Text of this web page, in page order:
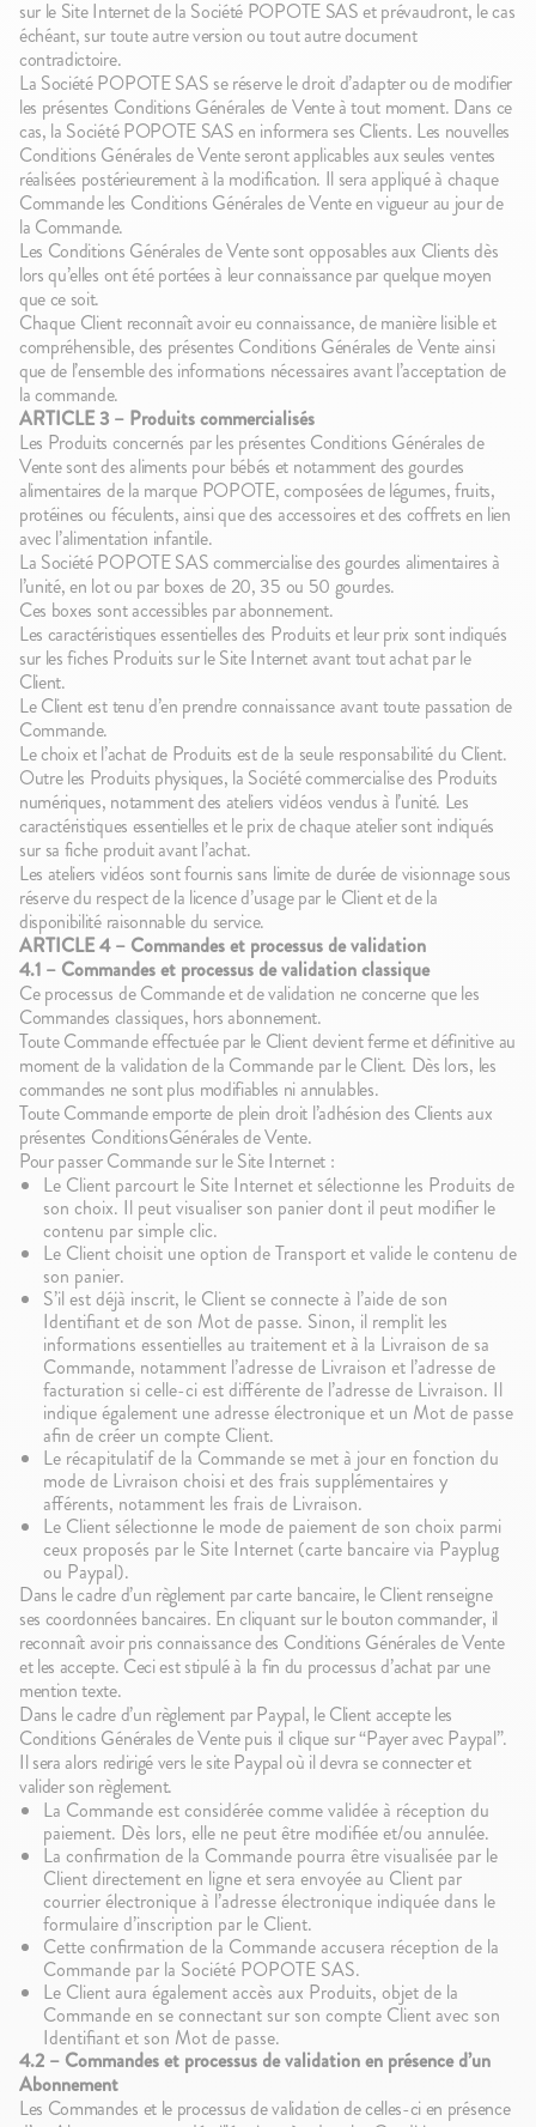
sur le Site Internet de la Société POPOTE SAS et prévaudront, le cas
échéant, sur toute autre version ou tout autre document
contradictoire.
La Société POPOTE SAS se réserve le droit d’adapter ou de modifier
les présentes Conditions Générales de Vente à tout moment. Dans ce
cas, la Société POPOTE SAS en informera ses Clients. Les nouvelles
Conditions Générales de Vente seront applicables aux seules ventes
réalisées postérieurement à la modification. Il sera appliqué à chaque
Commande les Conditions Générales de Vente en vigueur au jour de
la Commande.
Les Conditions Générales de Vente sont opposables aux Clients dès
lors qu’elles ont été portées à leur connaissance par quelque moyen
que ce soit.
Chaque Client reconnaît avoir eu connaissance, de manière lisible et
compréhensible, des présentes Conditions Générales de Vente ainsi
que de l’ensemble des informations nécessaires avant l’acceptation de
la commande.
ARTICLE 3 – Produits commercialisés
Les Produits concernés par les présentes Conditions Générales de
Vente sont des aliments pour bébés et notamment des gourdes
alimentaires de la marque POPOTE, composées de légumes, fruits,
protéines ou féculents, ainsi que des accessoires et des coffrets en lien
avec l’alimentation infantile.
La Société POPOTE SAS commercialise des gourdes alimentaires à
l’unité, en lot ou par boxes de 20, 35 ou 50 gourdes.
Ces boxes sont accessibles par abonnement.
Les caractéristiques essentielles des Produits et leur prix sont indiqués
sur les fiches Produits sur le Site Internet avant tout achat par le
Client.
Le Client est tenu d’en prendre connaissance avant toute passation de
Commande.
Le choix et l’achat de Produits est de la seule responsabilité du Client.
Outre les Produits physiques, la Société commercialise des Produits
numériques, notamment des ateliers vidéos vendus à l’unité. Les
caractéristiques essentielles et le prix de chaque atelier sont indiqués
sur sa fiche produit avant l’achat.
Les ateliers vidéos sont fournis sans limite de durée de visionnage sous
réserve du respect de la licence d’usage par le Client et de la
disponibilité raisonnable du service.
ARTICLE 4 – Commandes et processus de validation
4.1 – Commandes et processus de validation classique
Ce processus de Commande et de validation ne concerne que les
Commandes classiques, hors abonnement.
Toute Commande effectuée par le Client devient ferme et définitive au
moment de la validation de la Commande par le Client. Dès lors, les
commandes ne sont plus modifiables ni annulables.
Toute Commande emporte de plein droit l’adhésion des Clients aux
présentes ConditionsGénérales de Vente.
Pour passer Commande sur le Site Internet :
Le Client parcourt le Site Internet et sélectionne les Produits de
son choix. Il peut visualiser son panier dont il peut modifier le
contenu par simple clic.
Le Client choisit une option de Transport et valide le contenu de
son panier.
S’il est déjà inscrit, le Client se connecte à l’aide de son
Identifiant et de son Mot de passe. Sinon, il remplit les
informations essentielles au traitement et à la Livraison de sa
Commande, notamment l’adresse de Livraison et l’adresse de
facturation si celle-ci est différente de l’adresse de Livraison. Il
indique également une adresse électronique et un Mot de passe
afin de créer un compte Client.
Le récapitulatif de la Commande se met à jour en fonction du
mode de Livraison choisi et des frais supplémentaires y
afférents, notamment les frais de Livraison.
Le Client sélectionne le mode de paiement de son choix parmi
ceux proposés par le Site Internet (carte bancaire via Payplug
ou Paypal).
Dans le cadre d’un règlement par carte bancaire, le Client renseigne
ses coordonnées bancaires. En cliquant sur le bouton commander, il
reconnaît avoir pris connaissance des Conditions Générales de Vente
et les accepte. Ceci est stipulé à la fin du processus d’achat par une
mention texte.
Dans le cadre d’un règlement par Paypal, le Client accepte les
Conditions Générales de Vente puis il clique sur “Payer avec Paypal”.
Il sera alors redirigé vers le site Paypal où il devra se connecter et
valider son règlement.
La Commande est considérée comme validée à réception du
paiement. Dès lors, elle ne peut être modifiée et/ou annulée.
La confirmation de la Commande pourra être visualisée par le
Client directement en ligne et sera envoyée au Client par
courrier électronique à l’adresse électronique indiquée dans le
formulaire d’inscription par le Client.
Cette confirmation de la Commande accusera réception de la
Commande par la Société POPOTE SAS.
Le Client aura également accès aux Produits, objet de la
Commande en se connectant sur son compte Client avec son
Identifiant et son Mot de passe.
4.2 – Commandes et processus de validation en présence d’un
Abonnement
Les Commandes et le processus de validation de celles-ci en présence